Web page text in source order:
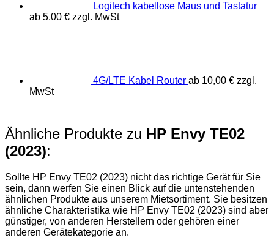
Logitech kabellose Maus und Tastatur
ab 5,00 € zzgl. MwSt
4G/LTE Kabel Router ab 10,00 € zzgl.
MwSt
Ähnliche Produkte zu HP Envy TE02
(2023):
Sollte HP Envy TE02 (2023) nicht das richtige Gerät für Sie
sein, dann werfen Sie einen Blick auf die untenstehenden
ähnlichen Produkte aus unserem Mietsortiment. Sie besitzen
ähnliche Charakteristika wie HP Envy TE02 (2023) sind aber
günstiger, von anderen Herstellern oder gehören einer
anderen Gerätekategorie an.